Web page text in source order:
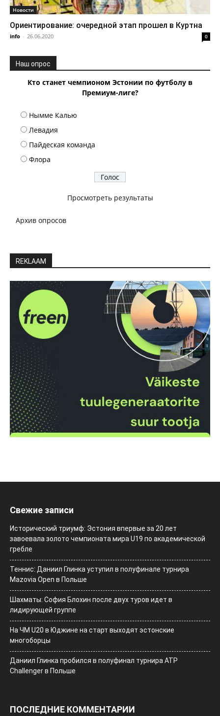
Новости
Ориентирование: очередной этап прошел в Куртна
info - 26.06.2020 0
Наш опрос
Кто станет чемпионом Эстонии по футболу в
Премиум-лиге?
Нымме Калью
Левадия
Пайдеская команда
Флора
Просмотреть результаты
Архив опросов
REKLAAM
Свежие записи
Исторический триумф: Эстония впервые за 20 лет
завоевала золото чемпионата мира U19 по академической
гребле
Теннис: Даниил Глинка уступил в полуфинале турнира
Mazovia Open в Польше
Шахматы: София Блохин после двух туров идет в
лидирующей группе
На ЧМ U20 в Юджине на старт выходят эстонские
многоборцы
Даниил Глинка пробился в полуфинал турнира ATP
Challenger в Польше
ПОСЛЕДНИЕ КОММЕНТАРИИ